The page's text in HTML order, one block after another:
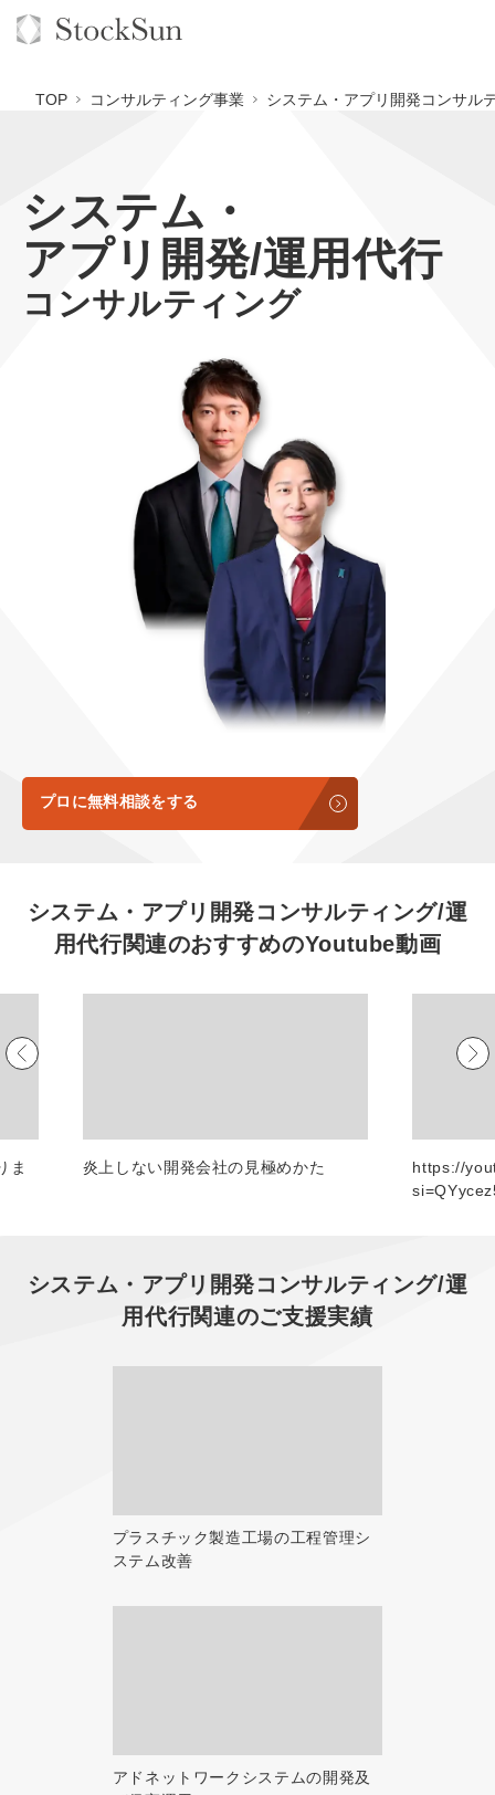
オーダーメイド支援
TOP
コンサルタント一覧
BPO支援
定額制Webマーケティング代行『マキトルくん』
定額制採用代行・RPO『トルトルくん』
営業改善特化の動画制作『動画でカリトルくん』
定額LINE運用代行『LINEマキトルくん』
オリジナルサービス
拡散付1日密着動画制作『まるごと社長』
1本無料で記事を制作『SEOトライアル』
定額制LP制作・改善『最強LP』
採用YouTubeチャンネル構築『トリトル』
オンラインサロン
YouTubeディレクター
ミッション・ビジョン・バリュー
代表メッセージ（岩野圭佑）
取締役メッセージ（株本祐己）
動画ディレクター
正社員
マーケマネージャー
カスタマーサクセスマネージャー
内部監査室長
TOP コンサルティング事業 システム・アプリ開発コンサル
システム・
アプリ開発/運用代行
コンサルティング
プロに無料相談をする
システム・アプリ開発コンサルティング/運
用代行関連のおすすめのYoutube動画
ま 炎上しない開発会社の見極めかた
https://
システム・アプリ開発コンサルティング/運
用代行関連のご支援実績
プラスチック製造工場の工程管理シ
ステム改善
アドネットワークシステムの開発及